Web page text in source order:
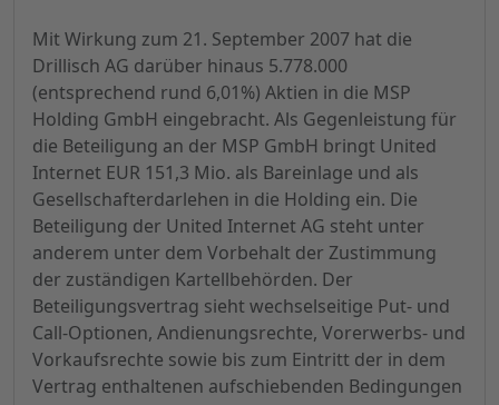
Mit Wirkung zum 21. September 2007 hat die
Drillisch AG darüber hinaus 5.778.000
(entsprechend rund 6,01%) Aktien in die MSP
Holding GmbH eingebracht. Als Gegenleistung für
die Beteiligung an der MSP GmbH bringt United
Internet EUR 151,3 Mio. als Bareinlage und als
Gesellschafterdarlehen in die Holding ein. Die
Beteiligung der United Internet AG steht unter
anderem unter dem Vorbehalt der Zustimmung
der zuständigen Kartellbehörden. Der
Beteiligungsvertrag sieht wechselseitige Put- und
Call-Optionen, Andienungsrechte, Vorerwerbs- und
Vorkaufsrechte sowie bis zum Eintritt der in dem
Vertrag enthaltenen aufschiebenden Bedingungen